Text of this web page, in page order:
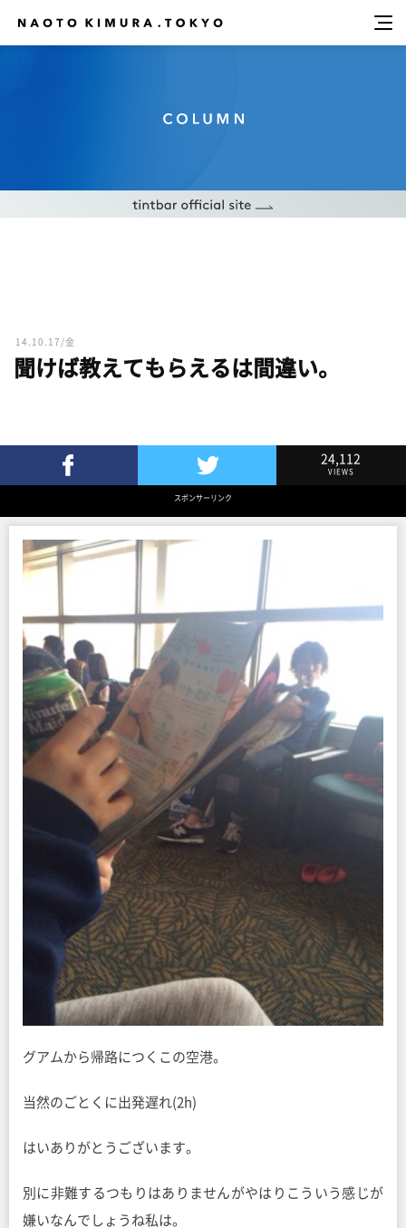
14.10.17/金
聞けば教えてもらえるは間違い。
Twitterでツイート
24,112
VIEWS
スポンサーリンク
グアムから帰路につくこの空港。
当然のごとくに出発遅れ(2h)
はいありがとうございます。
別に非難するつもりはありませんがやはりこういう感じが
嫌いなんでしょうね私は。